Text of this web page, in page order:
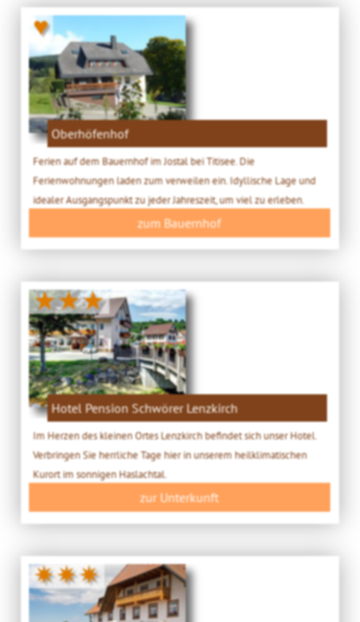
♥
Oberhöfenhof
Ferien auf dem Bauernhof im Jostal bei Titisee. Die
Ferienwohnungen laden zum verweilen ein. Idyllische Lage und
idealer Ausgangspunkt zu jeder Jahreszeit, um viel zu erleben.
zum Bauernhof
★★★
Hotel Pension Schwörer Lenzkirch
Im Herzen des kleinen Ortes Lenzkirch befindet sich unser Hotel.
Verbringen Sie herrliche Tage hier in unserem heilklimatischen
Kurort im sonnigen Haslachtal.
zur Unterkunft
✷✷✷